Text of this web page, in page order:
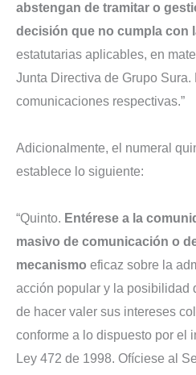
abstengan de tramitar o
decisión que no cumpla con
estatutarias aplicables, en
Junta Directiva de Grupo
comunicaciones respectivas.”
Adicionalmente, el numeral
establece lo siguiente:
“Quinto. Entérese a la
masivo de comunicación o
mecanismo eficaz sobre la
acción popular y la posibilidad
de hacer valer sus intereses
conforme a lo dispuesto por el
Ley 472 de 1998. Ofíciese al